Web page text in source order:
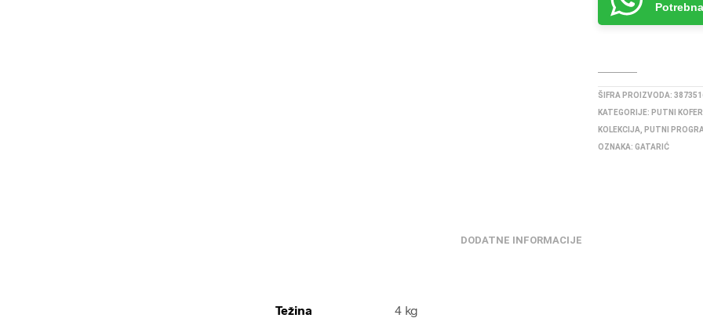
ŠIFRA PROIZVODA:
KATEGORIJE: PUTNI
KOLEKCIJA
PUTNI
OZNAKA:GATARIĆ
DODATNE INFORMACIJE
Težina 4 kg